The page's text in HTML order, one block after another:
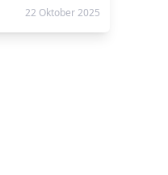
22 Oktober 2025